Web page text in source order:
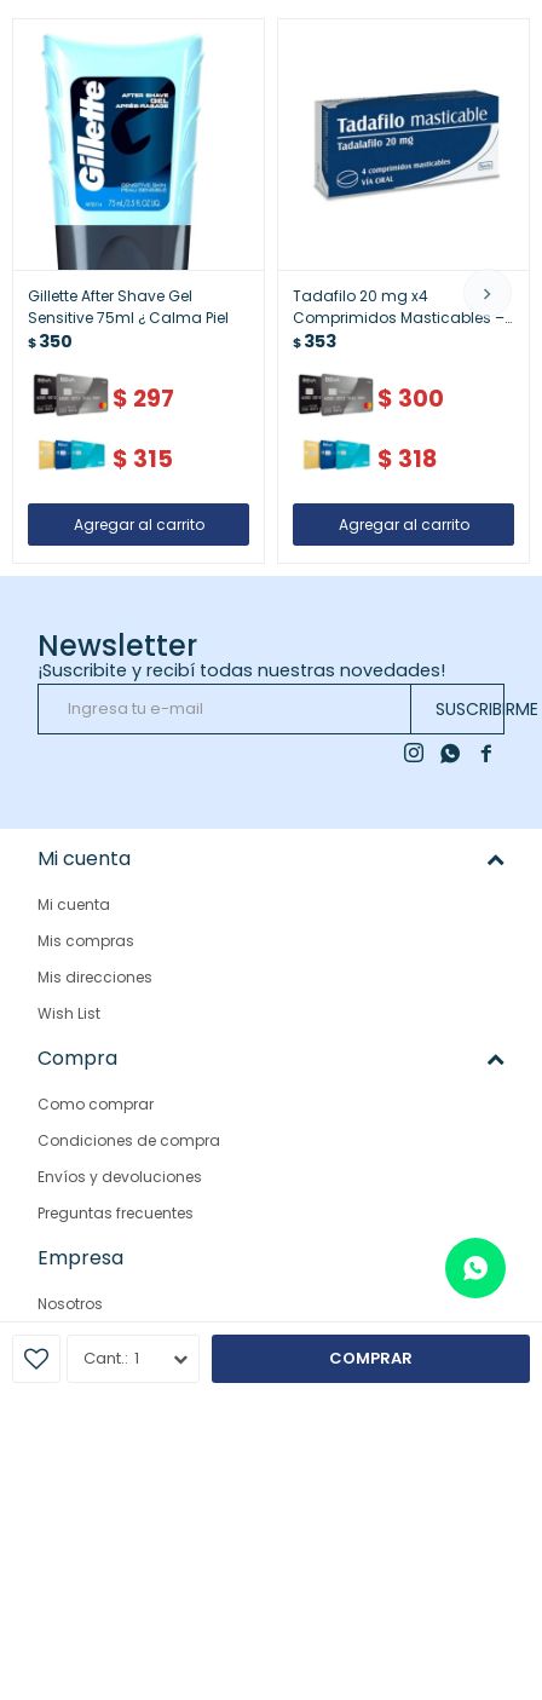
1 COMPRAR
Gillette After Shave Gel
Sensitive 75ml ¿ Calma Piel
$350
$ 297
$ 315
Tadafilo 20 mg x4
Comprimidos Masticables –
Suplemento Potencia
$353
$ 300
$ 318
Newsletter
¡Suscribite y recibí todas nuestras novedades!
SUSCRIBIRME

 
Mi cuenta
Mi cuenta
Mis compras
Mis direcciones
Wish List
Compra
Como comprar
Condiciones de compra
Envíos y devoluciones
Preguntas frecuentes
Empresa
Nosotros